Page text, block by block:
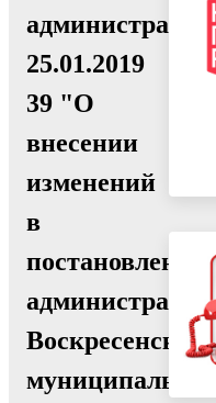
администрации
25.01.2019
39 "О
внесении
изменений
в
постановление
администрации
Воскресенского
муниципального